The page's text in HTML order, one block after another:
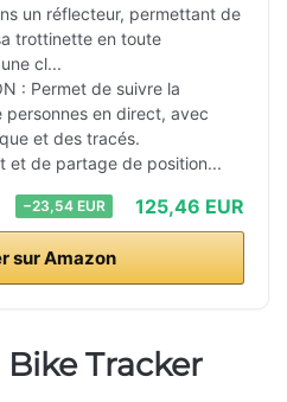
un réflecteur, permettant de
trottinette en toute
cl...
: Permet de suivre la
personnes en direct, avec
et des tracés.
et de partage de position...
−23,54 EUR 125,46 EUR
sur Amazon
Tracker